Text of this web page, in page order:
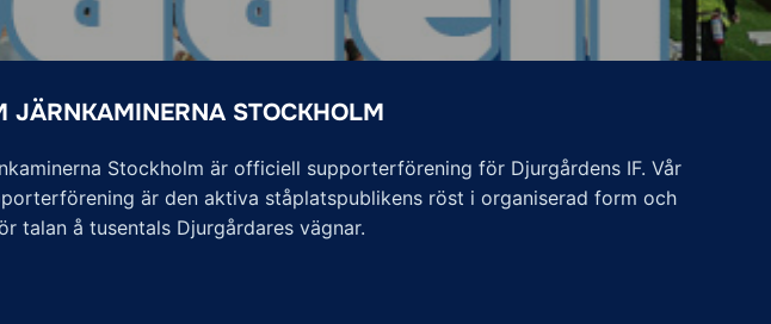
JÄRNKAMINERNA STOCKHOLM
Stockholm är officiell supporterförening för Djurgårdens IF. Vår
är den aktiva ståplatspublikens röst i organiserad form och
talan å tusentals Djurgårdares vägnar.